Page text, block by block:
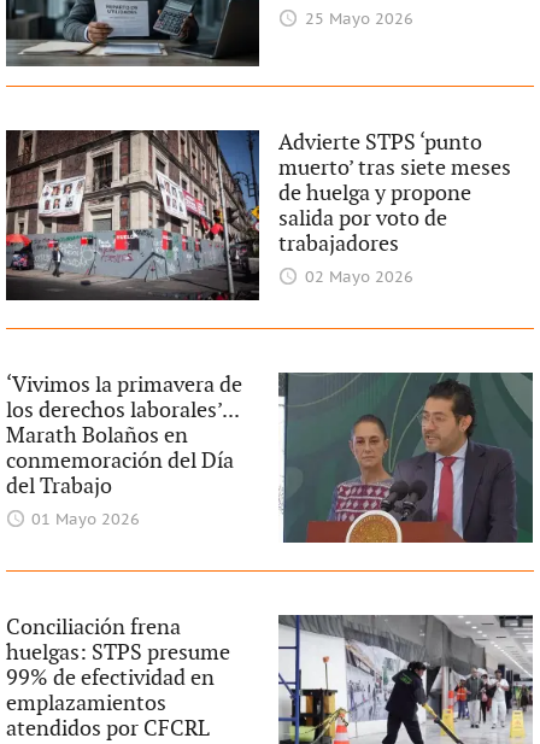
25 Mayo 2026
Advierte STPS ‘punto
muerto’ tras siete meses
de huelga y propone
salida por voto de
trabajadores
02 Mayo 2026
‘Vivimos la primavera de
los derechos laborales’...
Marath Bolaños en
conmemoración del Día
del Trabajo
01 Mayo 2026
Conciliación frena
huelgas: STPS presume
99% de efectividad en
emplazamientos
atendidos por CFCRL